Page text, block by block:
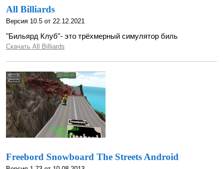
All Billiards
Версия 10.5 от 22.12.2021
"Бильярд Клуб"- это трёхмерный симулятор биль
Скачать All Billiards
Freebord Snowboard The Streets Android